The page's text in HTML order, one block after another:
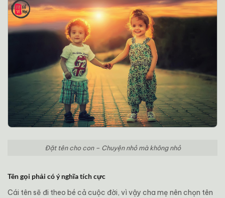
Đặt tên cho con – Chuyện nhỏ mà không nhỏ
Tên gọi phải có ý nghĩa tích cực
Cái tên sẽ đi theo bé cả cuộc đời, vì vậy cha mẹ nên chọn tên